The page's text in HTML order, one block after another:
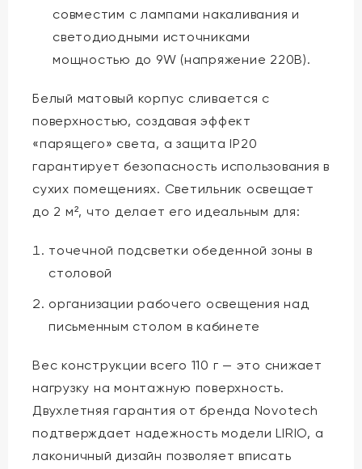
совместим с лампами накаливания и
светодиодными источниками
мощностью до 9W (напряжение 220В).
Белый матовый корпус сливается с
поверхностью, создавая эффект
«парящего» света, а защита IP20
гарантирует безопасность использования в
сухих помещениях. Светильник освещает
до 2 м², что делает его идеальным для:
точечной подсветки обеденной зоны в
столовой
организации рабочего освещения над
письменным столом в кабинете
Вес конструкции всего 110 г — это снижает
нагрузку на монтажную поверхность.
Двухлетняя гарантия от бренда Novotech
подтверждает надежность модели LIRIO, а
лаконичный дизайн позволяет вписать